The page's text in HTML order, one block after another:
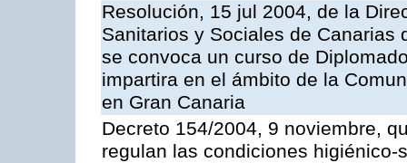
Resolución, 15 jul 2004, de la
Sanitarios y Sociales de Canarias
se convoca un curso de
impartira en el ámbito de la
en Gran Canaria
Decreto 154/2004, 9 noviembre,
regulan las condiciones